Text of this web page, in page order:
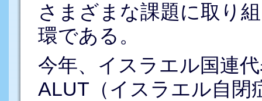
さまざまな課題に取り
環である。
今年、イスラエル国連
ALUT（イスラエル自閉